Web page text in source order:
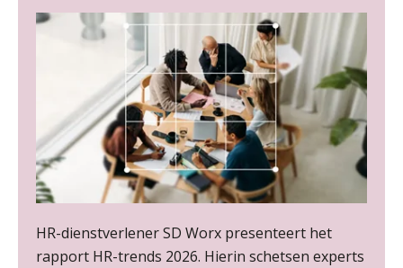
HR-dienstverlener SD Worx presenteert het
rapport HR-trends 2026. Hierin schetsen experts